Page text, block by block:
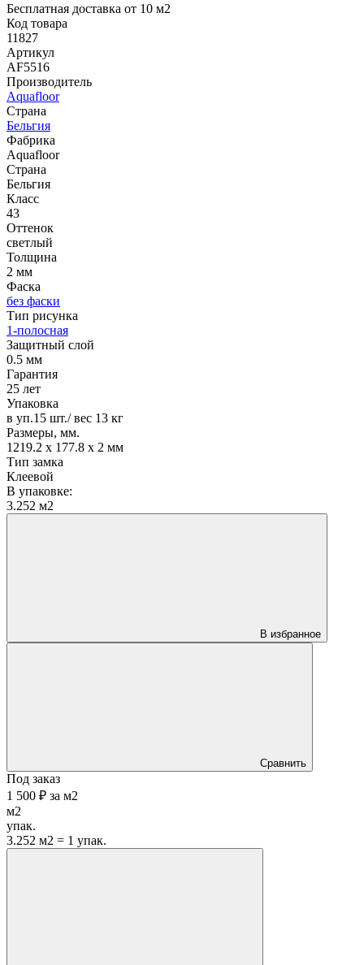
Бесплатная доставка от 10 м2
Код товара
11827
Артикул
AF5516
Производитель
Aquafloor
Страна
Бельгия
Фабрика
Aquafloor
Страна
Бельгия
Класс
43
Оттенок
светлый
Толщина
2 мм
Фаска
без фаски
Тип рисунка
1-полосная
Защитный слой
0.5 мм
Гарантия
25 лет
Упаковка
в уп.15 шт./ вес 13 кг
Размеры, мм.
1219.2 х 177.8 х 2 мм
Тип замка
Клеевой
В упаковке:
3.252 м2
В избранное
Сравнить
Под заказ
1 500 ₽ за м2
м2
упак.
3.252 м2 = 1 упак.